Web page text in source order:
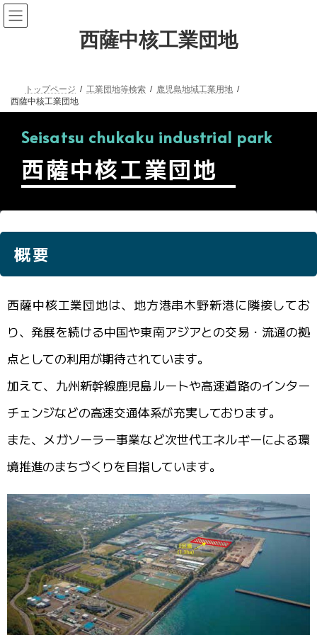
西薩中核工業団地
トップページ 工業団地等検索
鹿児島地域工業用地
西薩中核工業団地
Seisatsu chukaku industrial park
西薩中核工業団地
概要
西薩中核工業団地は、地方港串木野新港に隣接してお
り、発展を続ける中国や東南アジアとの交易・流通の拠
点としての利用が期待されています。
加えて、九州新幹線鹿児島ルートや高速道路のインター
チェンジなどの高速交通体系が充実しております。
また、メガソーラー事業など次世代エネルギーによる環
境推進のまちづくりを目指しています。